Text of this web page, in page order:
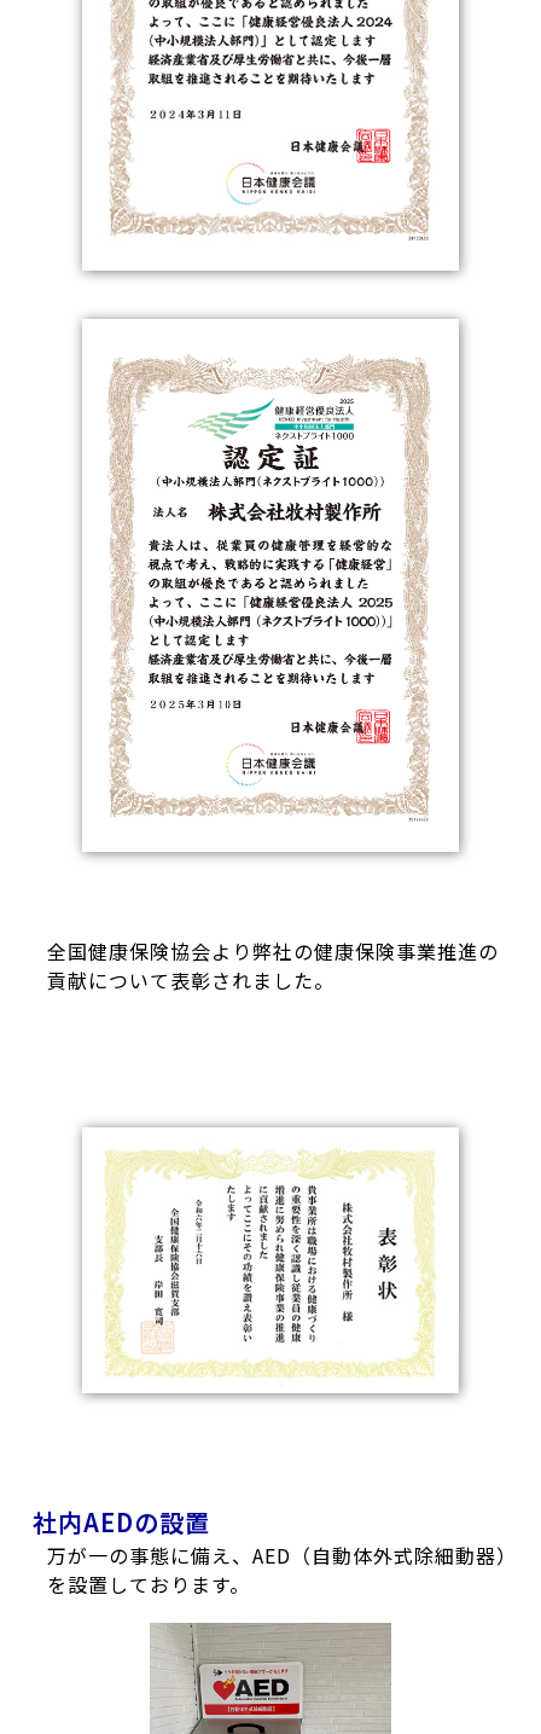
全国健康保険協会より弊社の健康保険事業推進の
貢献について表彰されました。
社内AEDの設置
万が一の事態に備え、AED（自動体外式除細動器）
を設置しております。